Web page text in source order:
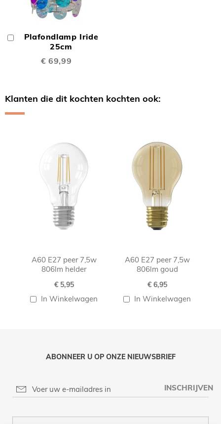
Plafondlamp Iride
25cm
€ 69,99
Winkelwagen
Klanten die dit kochten kochten ook:
A60 E27 peer 7,5w
806lm helder
€ 5,95
In Winkelwagen
A60 E27 peer 7,5w
806lm goud
€ 6,95
In Winkelwagen
ABONNEER U OP ONZE NIEUWSBRIEF
INSCHRIJVEN